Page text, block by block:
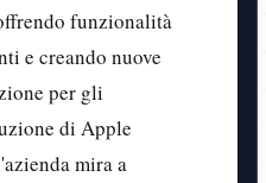
funzionalità
e creando nuove
per gli
di Apple
mira a